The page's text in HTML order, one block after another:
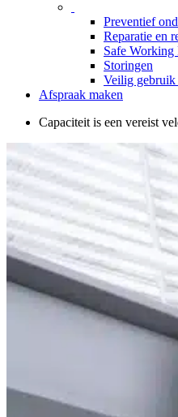
Preventief
Reparatie en
Safe Working
Storingen
Veilig gebruik
Afspraak maken
Capaciteit is een vereist